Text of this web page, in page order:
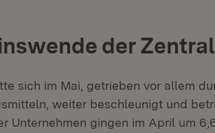
der
sich im Mai, getrieben vor allem
weiter beschleunigt und
Unternehmen gingen im April um